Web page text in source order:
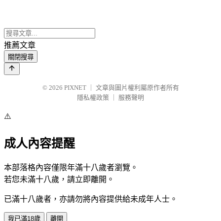
推薦文章
關閉搜尋
© 2026 PIXNET
文章與圖片權利屬原作者所有
隱私權政策
服務聲明
⚠️
成人內容提醒
本部落格內容僅限年滿十八歲者瀏覽。
若您未滿十八歲，請立即離開。
已滿十八歲者，亦請勿將內容提供給未成年人士。
我已滿18歲 離開